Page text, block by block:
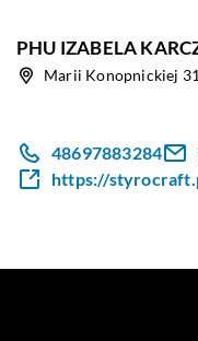
PHU IZABELA
Marii Konopnickiej
48697883284
https://